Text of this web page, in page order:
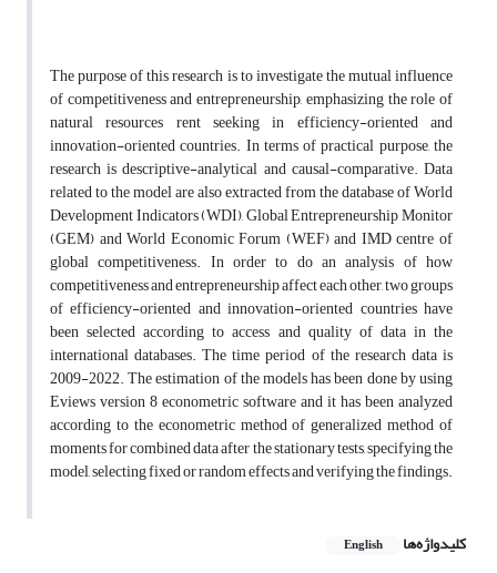
The purpose of this research is to investigate the mutual influence
of competitiveness and entrepreneurship, emphasizing the role of
natural resources rent seeking in efficiency-oriented and
innovation-oriented countries. In terms of practical purpose, the
research is descriptive-analytical and causal-comparative. Data
related to the model are also extracted from the database of World
Development Indicators (WDI), Global Entrepreneurship Monitor
(GEM) and World Economic Forum (WEF) and IMD centre of
global competitiveness. In order to do an analysis of how
competitiveness and entrepreneurship affect each other, two groups
of efficiency-oriented and innovation-oriented countries have
been selected according to access and quality of data in the
international databases. The time period of the research data is
2009-2022. The estimation of the models has been done by using
Eviews version 8 econometric software and it has been analyzed
according to the econometric method of generalized method of
moments for combined data after the stationary tests, specifying the
model, selecting fixed or random effects and verifying the findings.
کلیدواژه‌ها English